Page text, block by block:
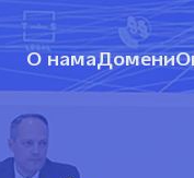
О намаДомени